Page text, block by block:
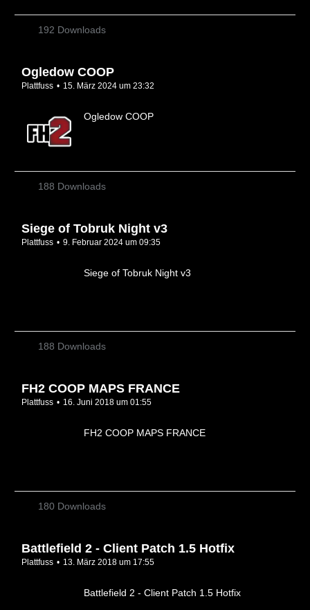
192 Downloads
Ogledow COOP
Plattfuss 15. März 2024 um 23:32
Ogledow COOP
188 Downloads
Siege of Tobruk Night v3
Plattfuss 9. Februar 2024 um 09:35
Siege of Tobruk Night v3
188 Downloads
FH2 COOP MAPS FRANCE
Plattfuss 16. Juni 2018 um 01:55
FH2 COOP MAPS FRANCE
180 Downloads
Battlefield 2 - Client Patch 1.5 Hotfix
Plattfuss 13. März 2018 um 17:55
Battlefield 2 - Client Patch 1.5 Hotfix